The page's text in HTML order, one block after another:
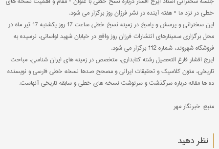
خطی در نزد ما " هفته آینده در نشر فرزان روز برگزار می شود.
این سخنرانی و پرسش و پاسخ در زمینه نسخ خطی ساعت 17 روز یکشنبه 17 تیر ماه در
محل برگزاری سمینارهای انتشارات فرزان روز واقع در خیابان شهید لواسانی، نرسیده به
فروشگاه شهروند، شماره 112 برگزار می شود.
ایرج افشار فارغ التحصیل رشته کتابداری، متخصص در زمینه های ایران شناسی،‌ مباحث
تاریخی، متون کلاسیک و تحقیقات ایرانی و مصحح صدها نسخه خطی فارسی و نویسنده
ده ها مقاله درباره سرگذشت و سرنوشت نسخه های خطی و سابقه تاریخی آنهاست.
منبع: خبرنگار مهر
نظر دهید